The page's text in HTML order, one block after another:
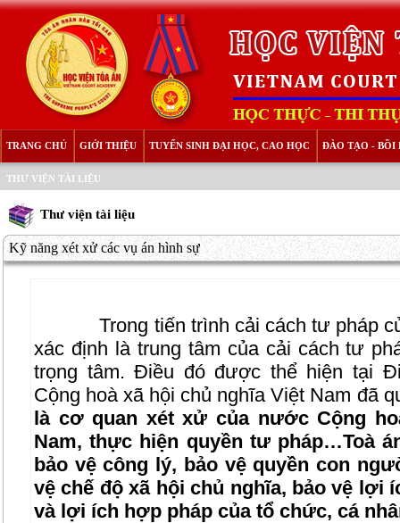
TRANG CHỦ GIỚI THIỆU TUYỂN SINH ĐẠI HỌC, CAO HỌC ĐÀO TẠO - BỒI
THƯ VIỆN TÀI LIỆU
Thư viện tài liệu
Kỹ năng xét xử các vụ án hình sự
Trong tiến trình cải cách tư pháp
xác định là trung tâm của cải cách tư
trọng tâm. Điều đó được thể hiện tại
Cộng hoà xã hội chủ nghĩa Việt Nam đã
là cơ quan xét xử của nước Cộng
Nam, thực hiện quyền tư pháp…Toà
bảo vệ công lý, bảo vệ quyền con
vệ chế độ xã hội chủ nghĩa, bảo vệ lợi
và lợi ích hợp pháp của tổ chức, cá